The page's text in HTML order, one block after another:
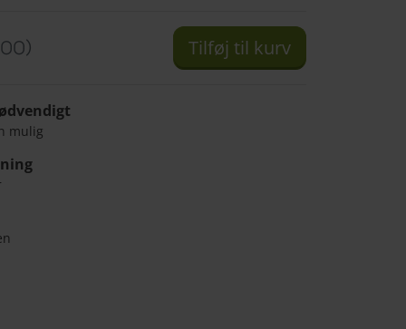
Tilføj til kurv
mulig